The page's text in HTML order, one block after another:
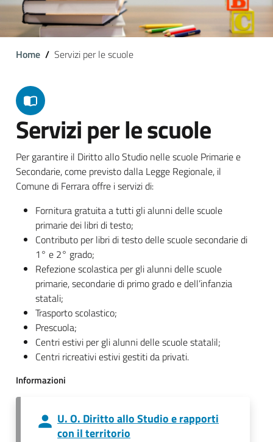
Home Servizi per le scuole
Servizi per le scuole
Per garantire il Diritto allo Studio nelle scuole Primarie e
Secondarie, come previsto dalla Legge Regionale, il
Comune di Ferrara offre i servizi di:
Fornitura gratuita a tutti gli alunni delle scuole
primarie dei libri di testo;
Contributo per libri di testo delle scuole secondarie di
1° e 2° grado;
Refezione scolastica per gli alunni delle scuole
primarie, secondarie di primo grado e dell’infanzia
statali;
Trasporto scolastico;
Prescuola;
Centri estivi per gli alunni delle scuole statalil;
Centri ricreativi estivi gestiti da privati.
Informazioni
U. O. Diritto allo Studio e rapporti
con il territorio